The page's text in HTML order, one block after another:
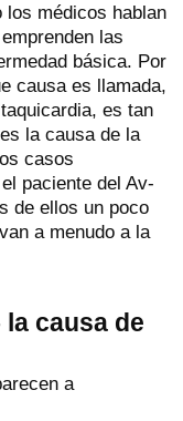
médicos hablan
las
básica. Por
causa es llamada,
es tan
la causa de la
casos
paciente del Av-
de ellos un poco
a menudo a la
causa de
a